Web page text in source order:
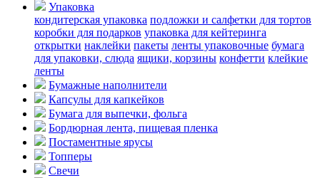
Упаковка
кондитерская упаковка подложки и салфетки для тортов
коробки для подарков упаковка для кейтеринга
открытки наклейки пакеты ленты упаковочные бумага
для упаковки, слюда ящики, корзины конфетти клейкие
ленты
Бумажные наполнители
Капсулы для капкейков
Бумага для выпечки, фольга
Бордюрная лента, пищевая пленка
Постаментные ярусы
Топперы
Свечи